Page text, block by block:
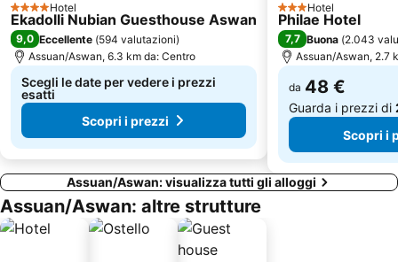
4 StelleHotel
Ekadolli Nubian Guesthouse Aswan
9,0 Eccellente (594 valutazioni)
Assuan/Aswan, 6.3 km da: Centro
Scegli le date per vedere i prezzi
esatti
Scopri i prezzi
3 StelleHotel
Philae Hotel
7,7 Buona (2.043
Assuan/Aswan, 2.7
da 48 €
Guarda i prezzi di
Scopri i
Assuan/Aswan: visualizza tutti gli alloggi
Assuan/Aswan: altre strutture